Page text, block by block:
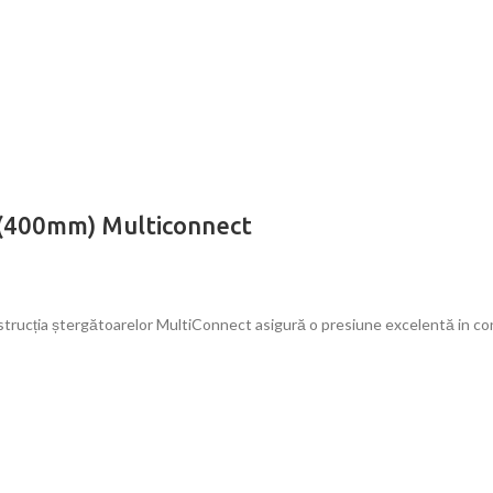
Multiconnect
ștergătoarelor MultiConnect asigură o presiune excelentă in